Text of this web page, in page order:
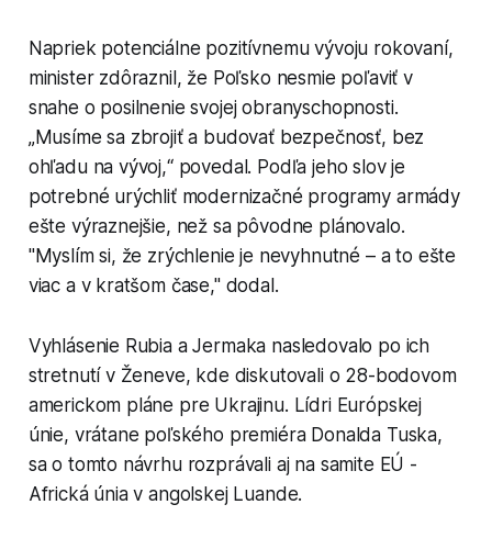
Napriek potenciálne pozitívnemu vývoju rokovaní,
minister zdôraznil, že Poľsko nesmie poľaviť v
snahe o posilnenie svojej obranyschopnosti.
„Musíme sa zbrojiť a budovať bezpečnosť, bez
ohľadu na vývoj,“ povedal. Podľa jeho slov je
potrebné urýchliť modernizačné programy armády
ešte výraznejšie, než sa pôvodne plánovalo.
"Myslím si, že zrýchlenie je nevyhnutné – a to ešte
viac a v kratšom čase," dodal.
Vyhlásenie Rubia a Jermaka nasledovalo po ich
stretnutí v Ženeve, kde diskutovali o 28-bodovom
americkom pláne pre Ukrajinu. Lídri Európskej
únie, vrátane poľského premiéra Donalda Tuska,
sa o tomto návrhu rozprávali aj na samite EÚ -
Africká únia v angolskej Luande.